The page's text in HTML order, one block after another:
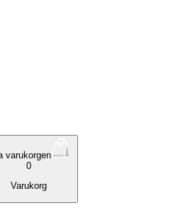
varukorgen
0
Varukorg